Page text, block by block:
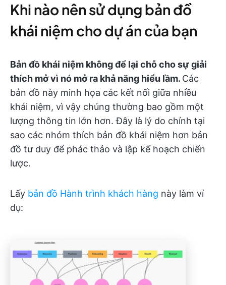
Khi nào nên sử dụng bản đồ
khái niệm cho dự án của bạn
Bản đồ khái niệm không để lại chỗ cho sự giải
thích mở vì nó mở ra khả năng hiểu lầm. Các
bản đồ này minh họa các kết nối giữa nhiều
khái niệm, vì vậy chúng thường bao gồm một
lượng thông tin lớn hơn. Đây là lý do chính tại
sao các nhóm thích bản đồ khái niệm hơn bản
đồ tư duy để phác thảo và lập kế hoạch chiến
lược.
Lấy bản đồ Hành trình khách hàng này làm ví
dụ: